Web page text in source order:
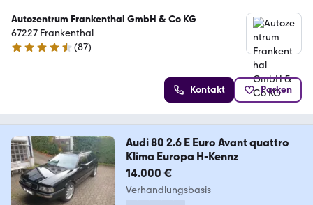
Autozentrum Frankenthal GmbH & Co KG
67227 Frankenthal
4.5 Sterne
(87)
Kontakt Parken
Audi 80 2.6 E Euro Avant quattro
Klima Europa H-Kennz
14.000 €
Verhandlungsbasis